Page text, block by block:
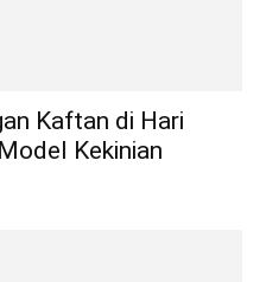
Kaftan di Hari
Kekinian